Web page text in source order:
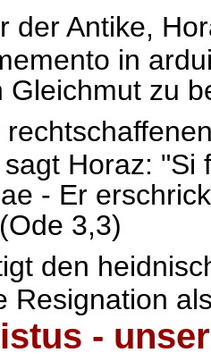
der Antike,
in
Gleichmut zu
Horaz: "Si
- Er
3,3)
den
Resignation
-